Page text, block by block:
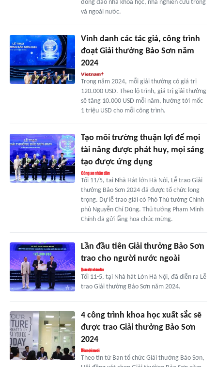
đông đảo nhà khoa học, nhà nghiên cứu trong
và ngoài nước.
Vinh danh các tác giả, công trình
đoạt Giải thưởng Bảo Sơn năm
2024
Trong năm 2024, mỗi giải thưởng có giá trị
120.000 USD. Theo lộ trình, giá trị giải thưởng
sẽ tăng 10.000 USD mỗi năm, hướng tới mốc
1 triệu USD cho mỗi công trình.
Tạo môi trường thuận lợi để mọi
tài năng được phát huy, mọi sáng
tạo được ứng dụng
Tối 11/5, tại Nhà Hát lớn Hà Nội, Lễ trao Giải
thưởng Bảo Sơn 2024 đã được tổ chức long
trọng. Dự lễ trao giải có Phó Thủ tướng Chính
phủ Nguyễn Chí Dũng. Thủ tướng Phạm Minh
Chính đã gửi lẵng hoa chúc mừng.
Lần đầu tiên Giải thưởng Bảo Sơn
trao cho người nước ngoài
Tối 11-5, tại Nhà hát Lớn Hà Nội, đã diễn ra Lễ
trao Giải thưởng Bảo Sơn năm 2024.
4 công trình khoa học xuất sắc sẽ
được trao Giải thưởng Bảo Sơn
2024
Theo tin từ Ban tổ chức Giải thưởng Bảo Sơn,